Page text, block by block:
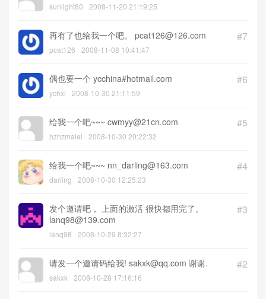
sunlight80 2008-11-20 21:19:25
#7
再有了也给我一个吧。 pcat126@126.com
pcat126 2008-11-08 10:41:47
#6
偶也要一个 ycchina#hotmail.com
ychxl 2008-10-30 21:11:59
#5
给我一个吧~~~ cwmyy@21cn.com
hzhzmalei 2008-10-30 20:22:32
#4
给我一个吧~~~ nn_darling@163.com
darling 2008-10-30 12:25:23
#3
发个邀请吧， 上面的激活 很快都用完了。
lanq98@139.com
lanq98 2008-10-29 8:32:27
#2
请发一个邀请码给我! sakxk@qq.com 谢谢.
sakxk 2008-10-28 17:16:16